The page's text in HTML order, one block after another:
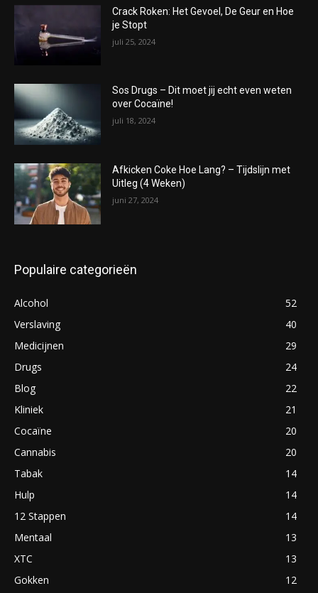
Crack Roken: Het Gevoel, De Geur en Hoe
je Stopt
juli 25, 2024
Sos Drugs – Dit moet jij echt even weten
over Cocaïne!
juli 18, 2024
Afkicken Coke Hoe Lang? – Tijdslijn met
Uitleg (4 Weken)
juni 27, 2024
Populaire categorieën
Alcohol
52
Verslaving
40
Medicijnen
29
Drugs
24
Blog
22
Kliniek
21
Cocaïne
20
Cannabis
20
Tabak
14
Hulp
14
12 Stappen
14
Mentaal
13
XTC
13
Gokken
12